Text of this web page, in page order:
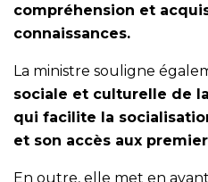
compréhension et
connaissances.
La ministre souligne
sociale et culturelle de
qui facilite la
et son accès aux
En outre, elle met en